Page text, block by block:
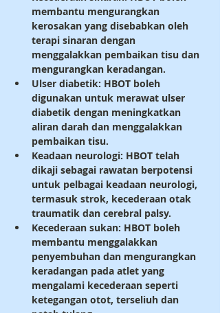
membantu mengurangkan
kerosakan yang disebabkan oleh
terapi sinaran dengan
menggalakkan pembaikan tisu dan
mengurangkan keradangan.
Ulser diabetik: HBOT boleh
digunakan untuk merawat ulser
diabetik dengan meningkatkan
aliran darah dan menggalakkan
pembaikan tisu.
Keadaan neurologi: HBOT telah
dikaji sebagai rawatan berpotensi
untuk pelbagai keadaan neurologi,
termasuk strok, kecederaan otak
traumatik dan cerebral palsy.
Kecederaan sukan: HBOT boleh
membantu menggalakkan
penyembuhan dan mengurangkan
keradangan pada atlet yang
mengalami kecederaan seperti
ketegangan otot, terseliuh dan